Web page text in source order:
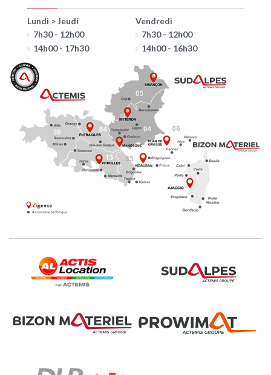
Lundi > Jeudi
7h30 - 12h00
14h00 - 17h30
Vendredi
7h30 - 12h00
14h00 - 16h30